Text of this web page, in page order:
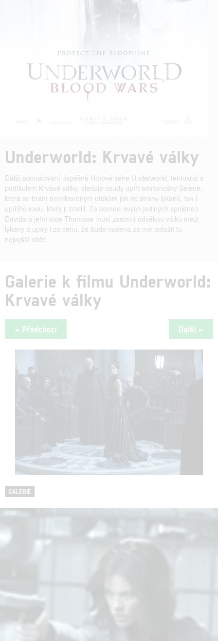
Underworld: Krvavé války
Další pokračování úspěšné filmové série Underworld, tentokrát s
podtitulem Krvavé války, sleduje osudy upíří smrtonošky Selene,
která se brání nemilosrdným útokům jak ze strany lykanů, tak i
upířího rodu, který ji zradil. Za pomoci svých jediných spojenců
Davida a jeho otce Thomase musí zastavit odvěkou válku mezi
lykany a upíry i za cenu, že bude nucena za mír položit tu
nejvyšší oběť.
Galerie k filmu Underworld:
Krvavé války
« Předchozí Další »
GALERIE